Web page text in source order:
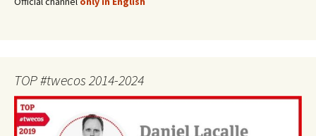
TOP #twecos 2014-2024